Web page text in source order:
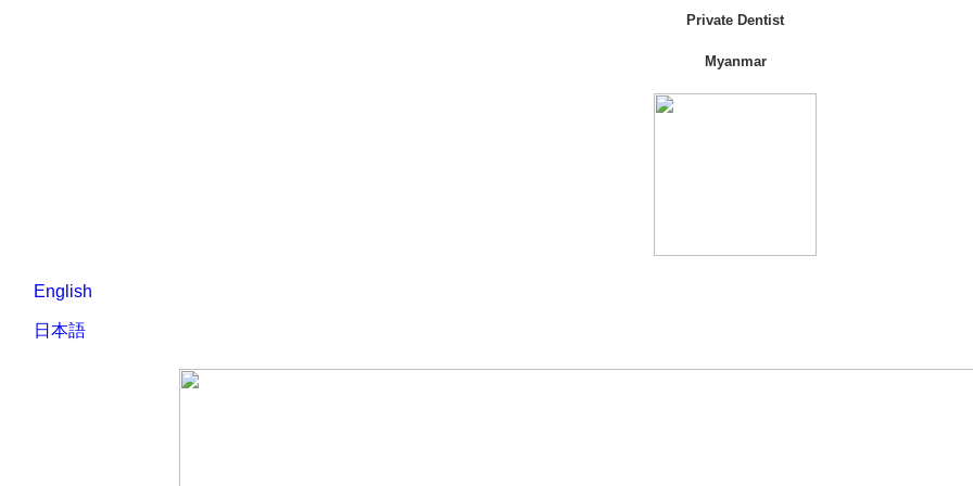
Private Dentist
Myanmar
English
has advancement in science and biology. Our world is even investigating and researching the beginning of
日本語
2019年3月頃からミャンマーでCovid-19の流行が始まりました。当時私は、私たちが今生きている